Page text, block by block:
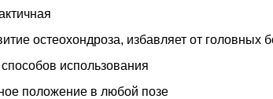
остеохондроза, избавляет от
использования
положение в любой позе